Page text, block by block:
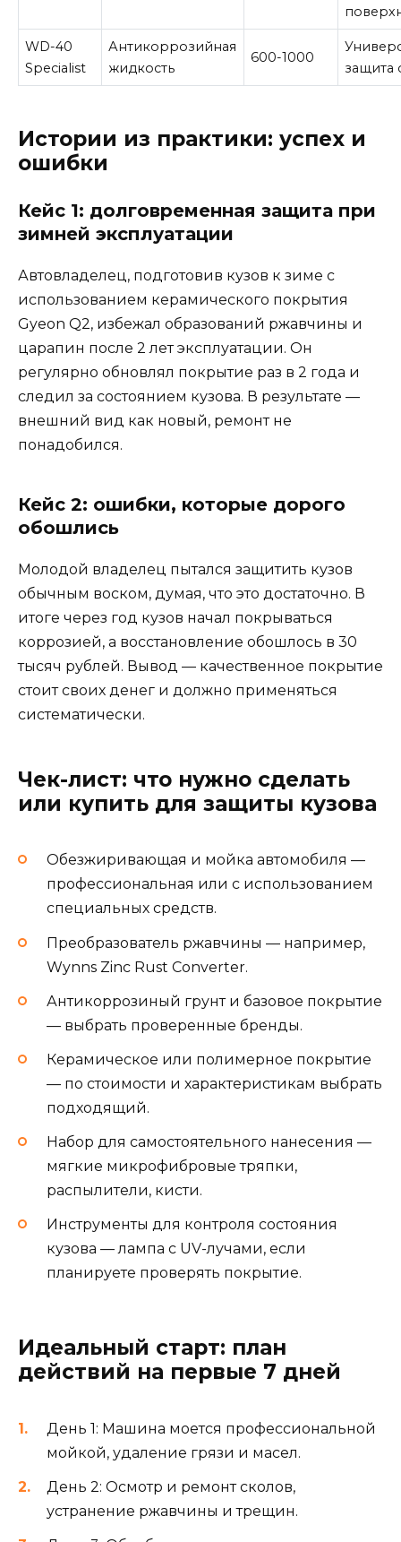
WD-40
Specialist
Антикоррозийная
жидкость
600-1000
защита
Истории из практики: успех и
ошибки
Кейс 1: долговременная защита при
зимней эксплуатации
Автовладелец, подготовив кузов к зиме с
использованием керамического покрытия
Gyeon Q2, избежал образований ржавчины и
царапин после 2 лет эксплуатации. Он
регулярно обновлял покрытие раз в 2 года и
следил за состоянием кузова. В результате —
внешний вид как новый, ремонт не
понадобился.
Кейс 2: ошибки, которые дорого
обошлись
Молодой владелец пытался защитить кузов
обычным воском, думая, что это достаточно. В
итоге через год кузов начал покрываться
коррозией, а восстановление обошлось в 30
тысяч рублей. Вывод — качественное покрытие
стоит своих денег и должно применяться
систематически.
Чек-лист: что нужно сделать
или купить для защиты кузова
Обезжиривающая и мойка автомобиля —
профессиональная или с использованием
специальных средств.
Преобразователь ржавчины — например,
Wynns Zinc Rust Converter.
Антикоррозиный грунт и базовое покрытие
— выбрать проверенные бренды.
Керамическое или полимерное покрытие
— по стоимости и характеристикам выбрать
подходящий.
Набор для самостоятельного нанесения —
мягкие микрофибровые тряпки,
распылители, кисти.
Инструменты для контроля состояния
кузова — лампа с UV-лучами, если
планируете проверять покрытие.
Идеальный старт: план
действий на первые 7 дней
День 1: Машина моется профессиональной
мойкой, удаление грязи и масел.
День 2: Осмотр и ремонт сколов,
устранение ржавчины и трещин.